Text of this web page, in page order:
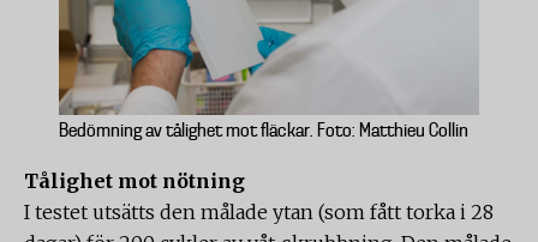
Bedömning av tålighet mot fläckar. Foto: Matthieu Collin
Tålighet mot nötning
I testet utsätts den målade ytan (som fått torka i 28